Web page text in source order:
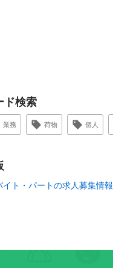
ド検索
業務 荷物 個人
イト・パートの求人募集情報